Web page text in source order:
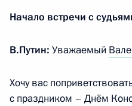
Встреча с
Зорькиным
Начало встречи с
В.Путин: Уважаемый
Хочу вас
с праздником – Днём